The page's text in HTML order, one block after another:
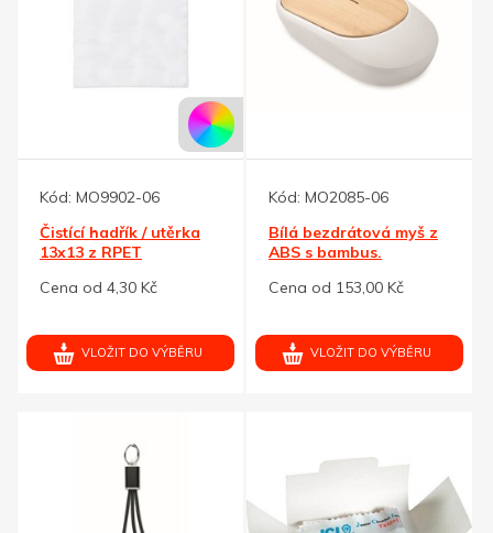
Kód: MO9902-06
Čistící hadřík / utěrka
13x13 z RPET
Cena od 4,30 Kč
VLOŽIT DO VÝBĚRU
Kód: MO2085-06
Bílá bezdrátová myš z
ABS s bambus.
Cena od 153,00 Kč
VLOŽIT DO VÝBĚRU